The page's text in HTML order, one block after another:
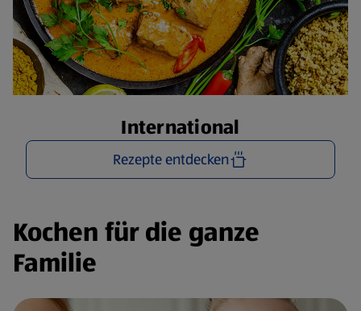
International
Rezepte entdecken
Kochen für die ganze
Familie